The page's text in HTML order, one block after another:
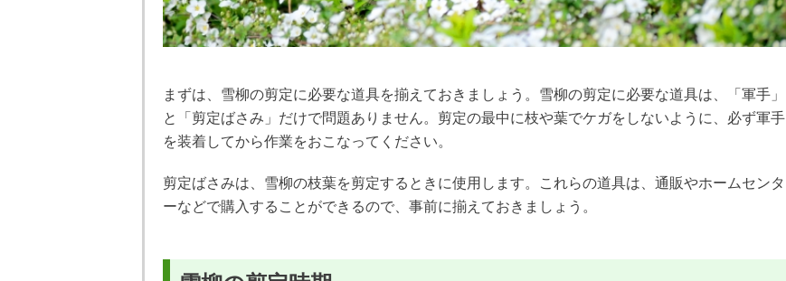
まずは、雪柳の剪定に必要な道具を揃えておきましょう。雪柳の剪定に必要な道具は、「軍手」
と「剪定ばさみ」だけで問題ありません。剪定の最中に枝や葉でケガをしないように、必ず軍手
を装着してから作業をおこなってください。
剪定ばさみは、雪柳の枝葉を剪定するときに使用します。これらの道具は、通販やホームセンタ
ーなどで購入することができるので、事前に揃えておきましょう。